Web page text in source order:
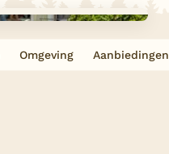
Omgeving Aanbiedingen